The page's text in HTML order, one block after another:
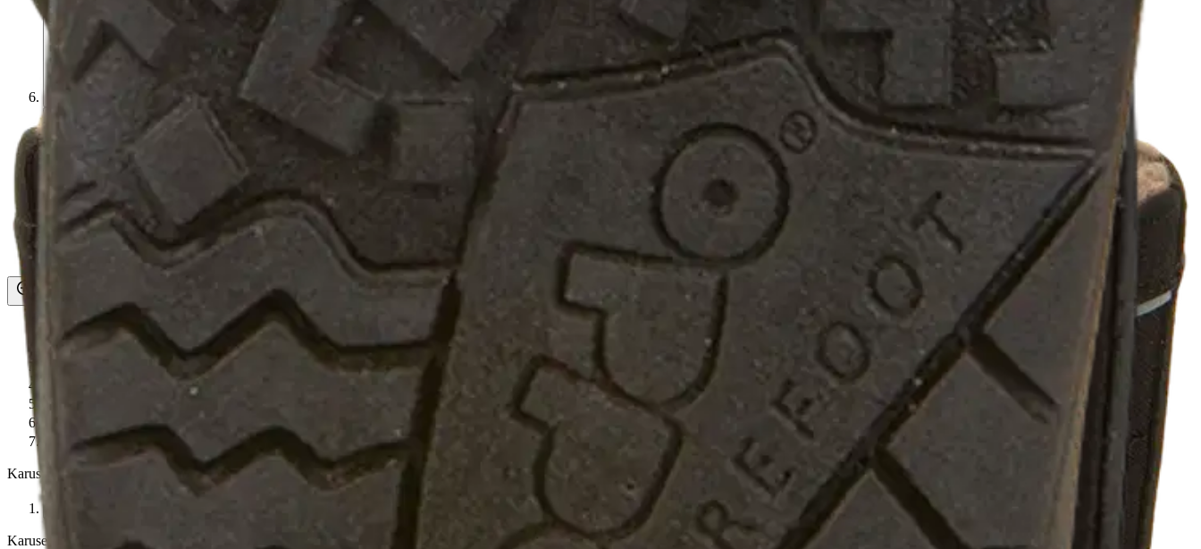
Asiakasomistaja-alennus-15 %
Avaa kuva suurempana
Avaa kuva suurempana
Avaa kuva suurempana
Avaa kuva suurempana
Avaa kuva suurempana
Karusellin nuolipainikkeet
Karusellin pikakuvakkeet